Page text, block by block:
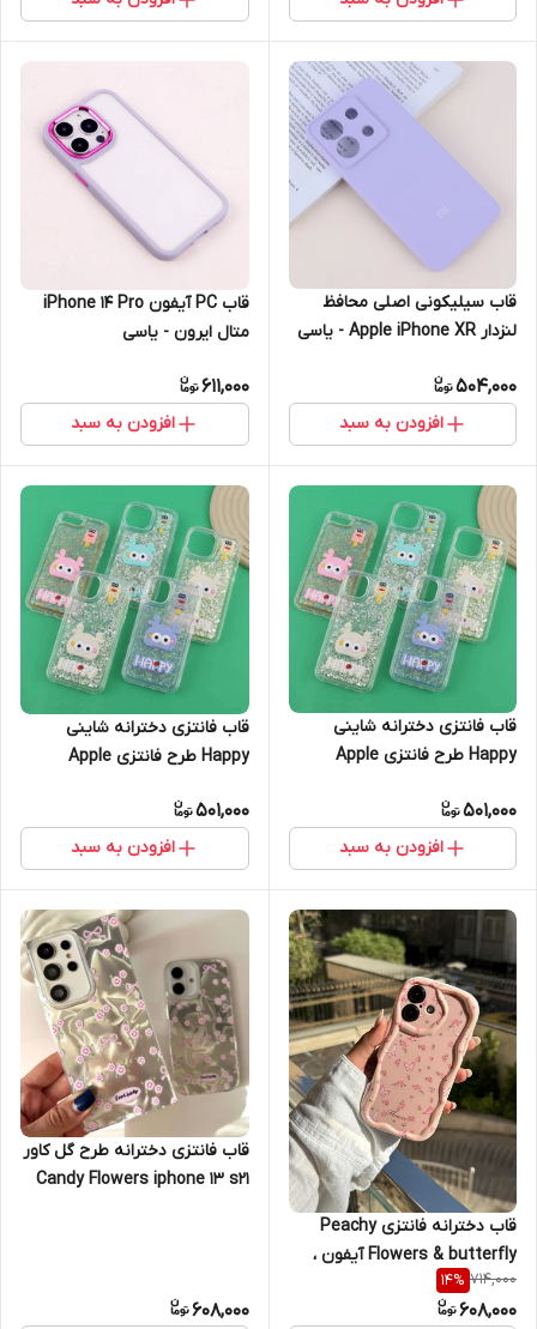
قاب سیلیکونی اصلی محافظ
لنزدار Apple iPhone XR - یاسی
504,000
افزودن به سبد
قاب PC آیفون iPhone 14 Pro
متال ایرون - یاسی
611,000
افزودن به سبد
قاب فانتزی دخترانه شاینی
Happy طرح فانتزی Apple
501,000
افزودن به سبد
قاب فانتزی دخترانه شاینی
Happy طرح فانتزی Apple
501,000
افزودن به سبد
قاب دخترانه فانتزی Peachy
Flowers & butterfly آیفون ،
16promax iphone 16pro iphone
714,000
14%
608,000
قاب فانتزی دخترانه طرح گل کاور
Candy Flowers iphone 13 s21
608,000